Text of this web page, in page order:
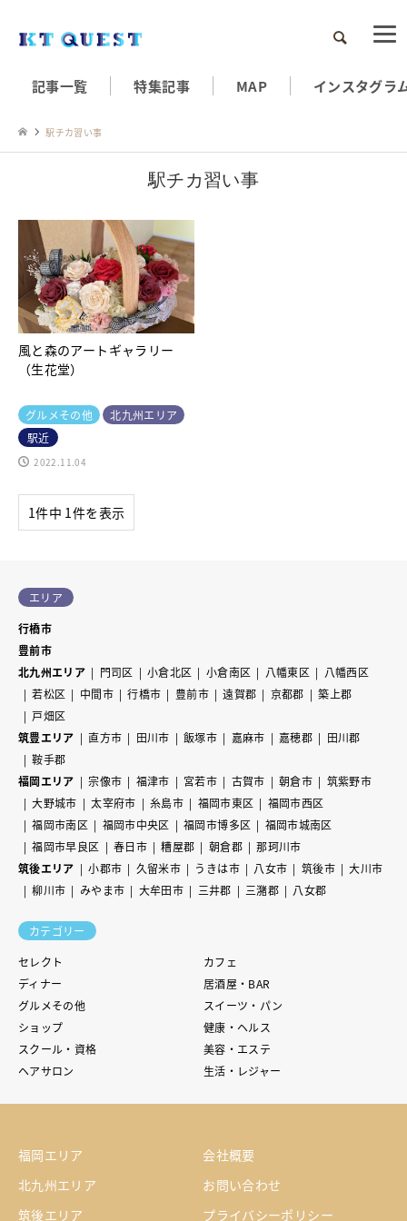
検索
記事一覧 特集記事 MAP インスタグラ
駅チカ習い事
駅チカ習い事
風と森のアートギャラリー
（生花堂）
グルメその他
北九州エリア
駅近
2022.11.04
1件中 1件を表示
エリア
行橋市
豊前市
北九州エリア
門司区 小倉北区 小倉南区 八幡東区
八幡西区
若松区
中間市 行橋市 豊前市 遠賀郡 京都郡
築上郡
戸畑区
筑豊エリア
直方市 田川市 飯塚市 嘉麻市 嘉穂郡
田川郡
鞍手郡
福岡エリア
宗像市 福津市 宮若市 古賀市 朝倉市
筑紫野市
大野城市
太宰府市 糸島市 福岡市東区
福岡市西区
福岡市南区
福岡市中央区 福岡市博多区
福岡市城南区
福岡市早良区
春日市 糟屋郡 朝倉郡
那珂川市
筑後エリア
小郡市 久留米市 うきは市 八女市 筑後市
大川市
柳川市
みやま市 大牟田市 三井郡 三潴郡 八女郡
カテゴリー
セレクト
カフェ
ディナー
居酒屋・BAR
グルメその他
スイーツ・パン
ショップ
健康・ヘルス
スクール・資格
美容・エステ
ヘアサロン
生活・レジャー
福岡エリア
北九州エリア
筑後エリア
会社概要
お問い合わせ
プライバシーポリシー